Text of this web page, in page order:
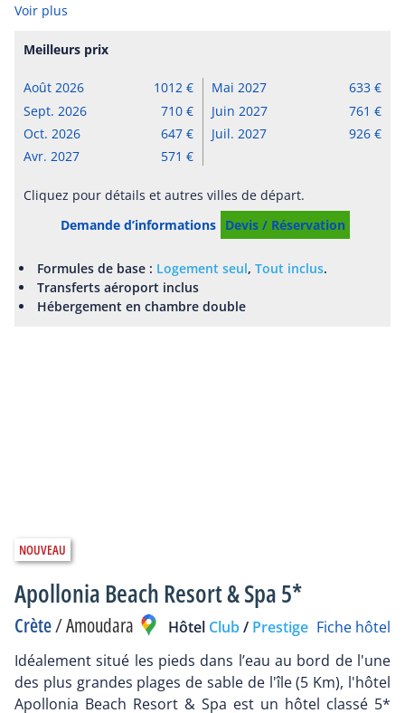
Voir plus
Demande d’informations Devis / Réservation
Meilleurs prix
Août 2026
1012
Sept. 2026
710
Oct. 2026
647
Avr. 2027
571
Mai 2027
633
Juin 2027
761
Juil. 2027
926
Cliquez pour détails et autres villes de départ.
Formules de base : Logement seul,Tout inclus.
Transferts aéroport inclus
Hébergement en chambre double
Apollonia Beach Resort & Spa 5*
Crète/Amoudara Hôtel Club/ Prestige Fiche hôtel
Idéalement situé les pieds dans l’eau au bord de l'une
des plus grandes plages de sable de l'île (5 Km), l'hôtel
Apollonia Beach Resort & Spa est un hôtel classé 5*